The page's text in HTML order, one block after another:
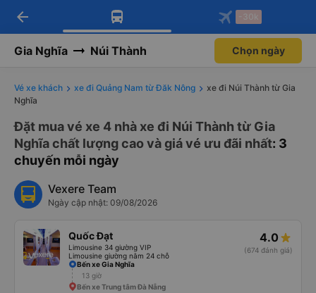
Tải app Vexere ngay!
Nhận ưu đãi thành viên độc
Mở app
Tải app Vexere
-30k/ghế khi đặt vé máy bay qua
Mở app
arrow_back -30k
Gia Nghĩa Núi Thành Chọn ngày
Vé xe khách xe đi Quảng Nam từ Đăk Nông
xe đi Núi Thành từ Gia
Nghĩa
Đặt mua vé xe 4 nhà xe đi Núi Thành từ Gia
Nghĩa chất lượng cao và giá vé ưu đãi nhất: 3
chuyến mỗi ngày
Vexere Team
Ngày cập nhật: 09/08/2026
Quốc Đạt
Limousine 34 giường VIP
Limousine giường nằm 24 chỗ
4.0
(674 đánh giá)
Bến xe Gia Nghĩa
13 giờ
Bến xe Trung tâm Đà Nẵng